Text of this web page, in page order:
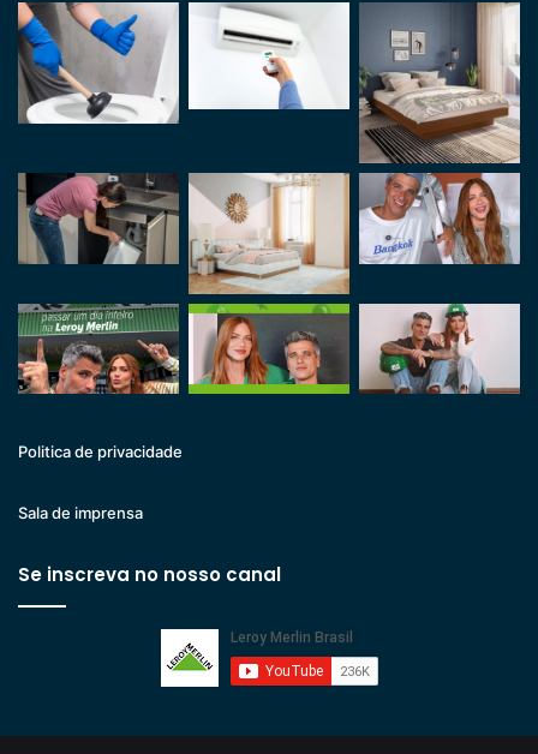
Politica de privacidade
Sala de imprensa
Se inscreva no nosso canal